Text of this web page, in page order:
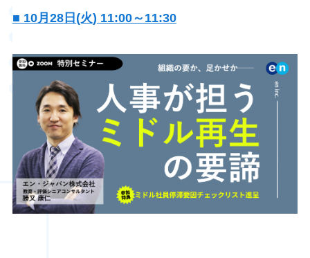
■ 10月28日(火) 11:00～11:30